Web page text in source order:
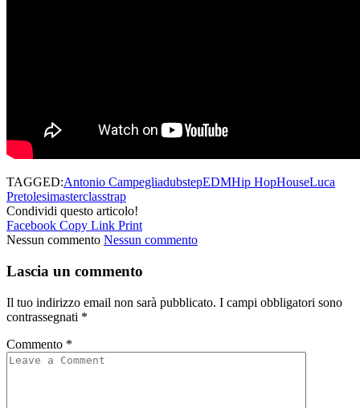
TAGGED:Antonio CampegliadubstepEDMHip HopHouseLuca
Pretolesimasterclasstrap
Condividi questo articolo!
Facebook Copy Link Print
Nessun commento Nessun commento
Lascia un commento
Il tuo indirizzo email non sarà pubblicato. I campi obbligatori sono
contrassegnati *
Commento *